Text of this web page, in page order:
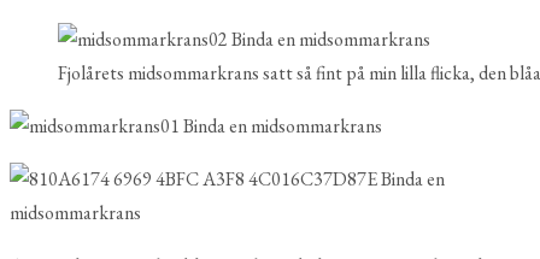
Fjolårets midsommarkrans satt så fint på min lilla flicka, den